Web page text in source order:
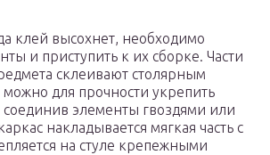
клей высохнет, необходимо
и приступить к их сборке. Части
склеивают столярным
для прочности укрепить
элементы гвоздями или
накладывается мягкая часть с
на стуле крепежными